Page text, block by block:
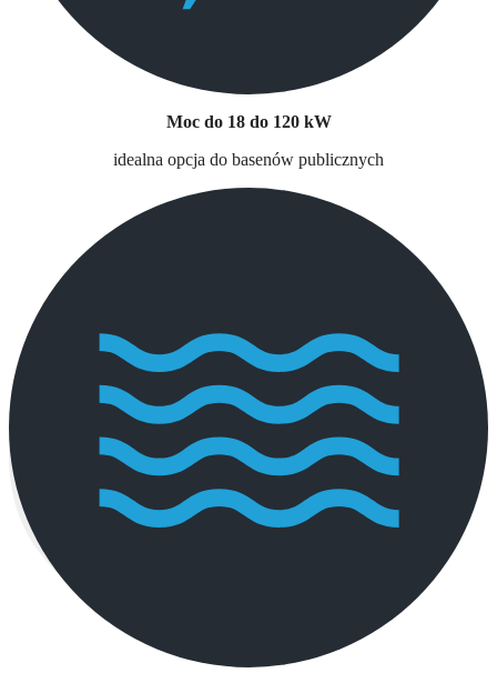
Moc do 18 do 120 kW
idealna opcja do basenów publicznych